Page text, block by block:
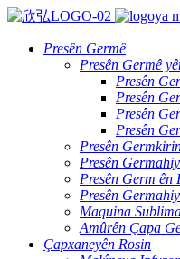
Presên Germê
Presên Germê
Presên
Presên
Presên
Presên
Presên
Presên
Presên Germ ên
Presên
Maquina
Amûrên Çapa
Çapxaneyên Rosin